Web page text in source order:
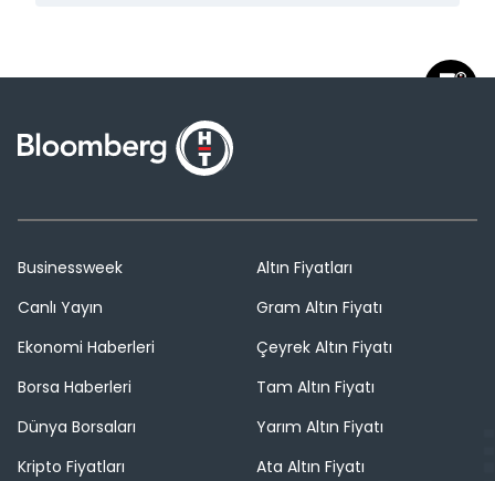
Businessweek
Canlı Yayın
Ekonomi Haberleri
Borsa Haberleri
Dünya Borsaları
Kripto Fiyatları
Altın Fiyatları
Gram Altın Fiyatı
Çeyrek Altın Fiyatı
Tam Altın Fiyatı
Yarım Altın Fiyatı
Ata Altın Fiyatı